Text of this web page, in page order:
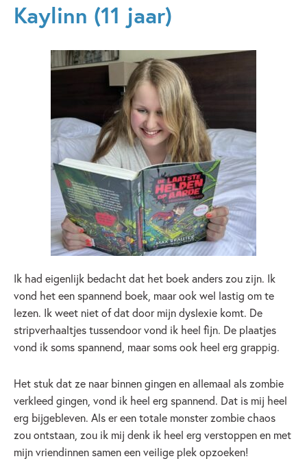
Kaylinn (11 jaar)
Ik had eigenlijk bedacht dat het boek anders zou zijn. Ik
vond het een spannend boek, maar ook wel lastig om te
lezen. Ik weet niet of dat door mijn dyslexie komt. De
stripverhaaltjes tussendoor vond ik heel fijn. De plaatjes
vond ik soms spannend, maar soms ook heel erg grappig.
Het stuk dat ze naar binnen gingen en allemaal als zombie
verkleed gingen, vond ik heel erg spannend. Dat is mij heel
erg bijgebleven. Als er een totale monster zombie chaos
zou ontstaan, zou ik mij denk ik heel erg verstoppen en met
mijn vriendinnen samen een veilige plek opzoeken!